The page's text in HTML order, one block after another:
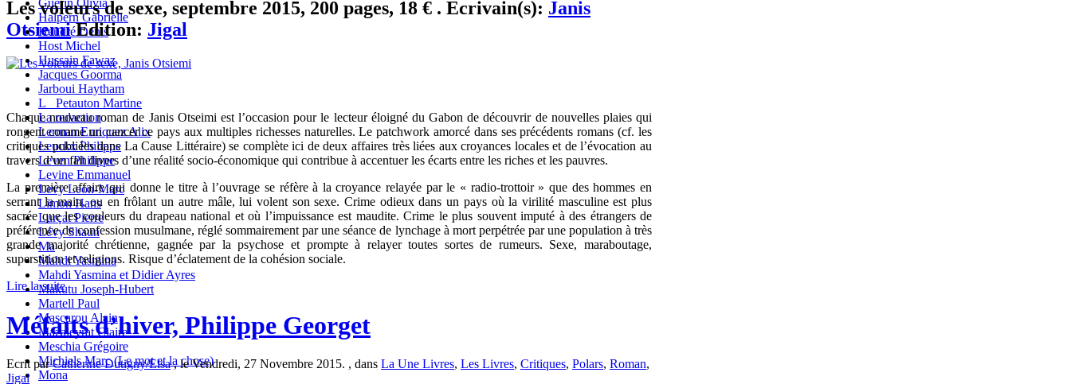
Guérin Olivia
Halpern Gabrielle
Heudré Denis
Host Michel
Hussain Fawaz
Jacques Goorma
Jarboui Haytham
L_ Petauton Martine
La redaction
Lerman Enriquez Alix
Leuckx Philippe
Leven Philippe
Levine Emmanuel
Levy Leon-Marc
Limon Hans
Lurçat Pierre
Lévy Shaun
Ma
Mahdi Yasmina
Mahdi Yasmina et Didier Ayres
Makutu Joseph-Hubert
Martell Paul
Mascarou Alain
Mazaleyrat Claire
Meschia Grégoire
Michiels Marc (Le mot et la chose)
Mona
Les voleurs de sexe, septembre 2015, 200 pages, 18 € . Ecrivain(s): Janis
OtsiemiEdition: Jigal
Chaque nouveau roman de Janis Otseimi est l’occasion pour le lecteur éloigné du Gabon de découvrir de nouvelles plaies qui
rongent comme un cancer ce pays aux multiples richesses naturelles. Le patchwork amorcé dans ses précédents romans (cf. les
critiques publiées dans La Cause Littéraire) se complète ici de deux affaires très liées aux croyances locales et de l’évocation au
travers d’un fait divers d’une réalité socio-économique qui contribue à accentuer les écarts entre les riches et les pauvres.
La première affaire qui donne le titre à l’ouvrage se réfère à la croyance relayée par le « radio-trottoir » que des hommes en
serrant la main, ou en frôlant un autre mâle, lui volent son sexe. Crime odieux dans un pays où la virilité masculine est plus
sacrée que les couleurs du drapeau national et où l’impuissance est maudite. Crime le plus souvent imputé à des étrangers de
préférence de confession musulmane, réglé sommairement par une séance de lynchage à mort perpétrée par une population à très
grande majorité chrétienne, gagnée par la psychose et prompte à relayer toutes sortes de rumeurs. Sexe, maraboutage,
superstition et religions. Risque d’éclatement de la cohésion sociale.
Lire la suite
Méfaits d’hiver, Philippe Georget
Ecrit parCatherine Dutigny/Elsa, le Vendredi, 27 Novembre 2015. , dans La Une Livres, Les Livres, Critiques, Polars, Roman,
Jigal